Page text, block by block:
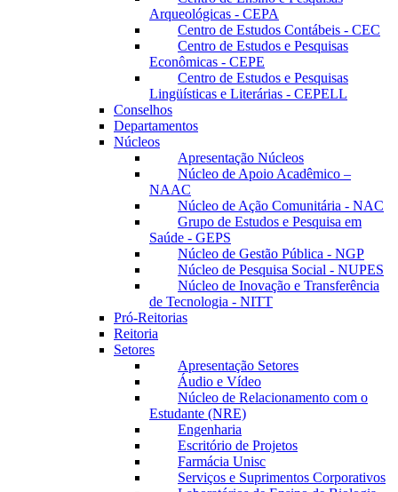
Arqueológicas - CEPA
Centro de Estudos Contábeis - CEC
Centro de Estudos e Pesquisas
Econômicas - CEPE
Centro de Estudos e Pesquisas
Lingüísticas e Literárias - CEPELL
Conselhos
Departamentos
Núcleos
Apresentação Núcleos
Núcleo de Apoio Acadêmico –
NAAC
Núcleo de Ação Comunitária - NAC
Grupo de Estudos e Pesquisa em
Saúde - GEPS
Núcleo de Gestão Pública - NGP
Núcleo de Pesquisa Social - NUPES
Núcleo de Inovação e Transferência
de Tecnologia - NITT
Pró-Reitorias
Reitoria
Setores
Apresentação Setores
Áudio e Vídeo
Núcleo de Relacionamento com o
Estudante (NRE)
Engenharia
Escritório de Projetos
Farmácia Unisc
Serviços e Suprimentos Corporativos